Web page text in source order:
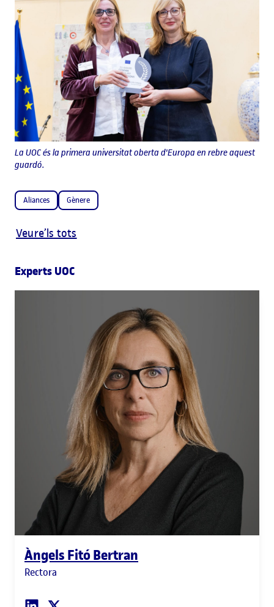
La UOC és la primera universitat oberta d'Europa en rebre aquest
guardó.
Aliances Gènere
Veure’ls tots
Experts UOC
Àngels Fitó Bertran
Rectora